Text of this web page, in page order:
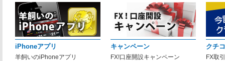
iPhoneアプリ
羊飼いのiPhoneアプリ
キャンペーン
FX!口座開設キャンペーン
クチ
FX取